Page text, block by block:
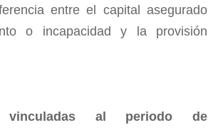
entre el capital asegurado
o incapacidad y la provisión
vinculadas al periodo de